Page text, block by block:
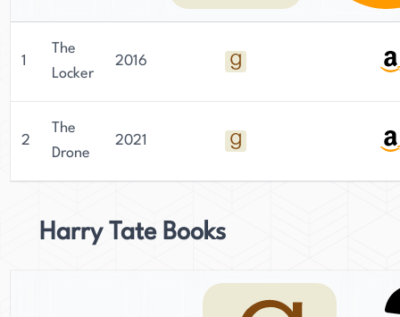
1
The
Locker
2016
2
The
Drone
2021
Harry Tate Books